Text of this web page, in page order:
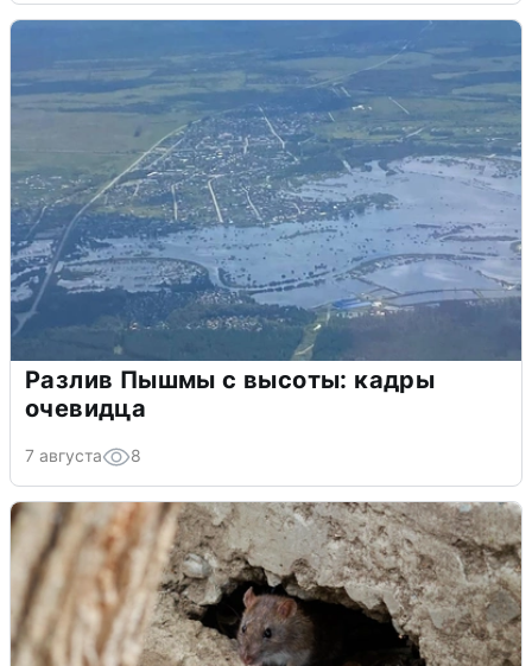
Разлив Пышмы с высоты: кадры
очевидца
7 августа 8